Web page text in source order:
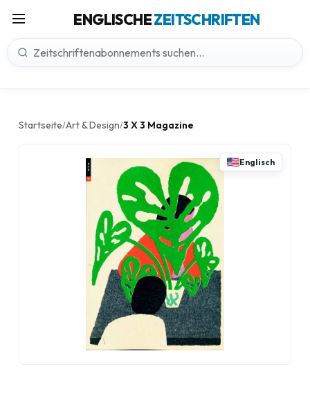
ENGLISCHEZEITSCHRIFTEN
Startseite/Art & Design/3 X 3 Magazine
Englisch